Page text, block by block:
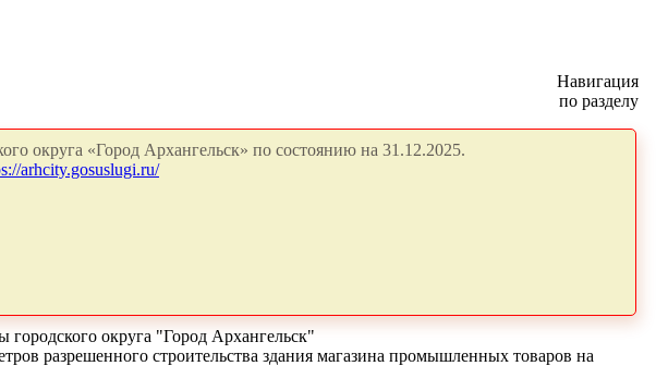
Навигация
по разделу
округа «Город Архангельск» по состоянию на 31.12.2025.
arhcity.gosuslugi.ru/
округа "Город Архангельск"
разрешенного строительства здания магазина промышленных товаров на